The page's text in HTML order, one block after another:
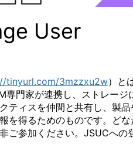
User
tinyurl.com/3mzzxu2w）と
専門家が連携し、ストレージ
ティスを仲間と共有し、製品
を得るためのものです。
ど
ご参加ください。 JSUCへの